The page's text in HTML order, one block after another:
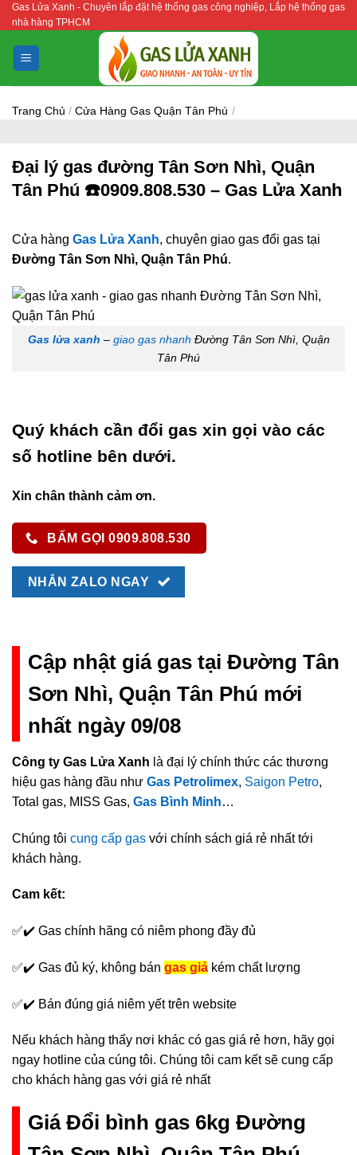
Bỏ
qua
nội
dung
Gas Lửa Xanh - Chuyên lắp đặt hệ thống gas công nghiệp, Lắp hệ thống gas
nhà hàng TPHCM
Trang Chủ / Cửa Hàng Gas Quận Tân Phú /
Đại lý gas đường Tân Sơn Nhì, Quận
Tân Phú ☎️0909.808.530 – Gas Lửa Xanh
Cửa hàng Gas Lửa Xanh, chuyên giao gas đổi gas tại
Đường Tân Sơn Nhì, Quận Tân Phú.
Gas lửa xanh – giao gas nhanh Đường Tân Sơn Nhì, Quận
Tân Phú
Quý khách cần đổi gas xin gọi vào các
số hotline bên dưới.
Xin chân thành cảm ơn.
BẤM GỌI 0909.808.530
NHẮN ZALO NGAY
Cập nhật giá gas tại Đường Tân
Sơn Nhì, Quận Tân Phú mới
nhất ngày 09/08
Công ty Gas Lửa Xanh là đại lý chính thức các thương
hiệu gas hàng đầu như Gas Petrolimex, Saigon Petro,
Total gas, MISS Gas, Gas Bình Minh…
Chúng tôi cung cấp gas với chính sách giá rẻ nhất tới
khách hàng.
Cam kết:
✅✔️ Gas chính hãng có niêm phong đầy đủ
✅✔️ Gas đủ ký, không bán gas giả kém chất lượng
✅✔️ Bán đúng giá niêm yết trên website
Nếu khách hàng thấy nơi khác có gas giá rẻ hơn, hãy gọi
ngay hotline của cúng tôi. Chúng tôi cam kết sẽ cung cấp
cho khách hàng gas với giá rẻ nhất
Giá Đổi bình gas 6kg Đường